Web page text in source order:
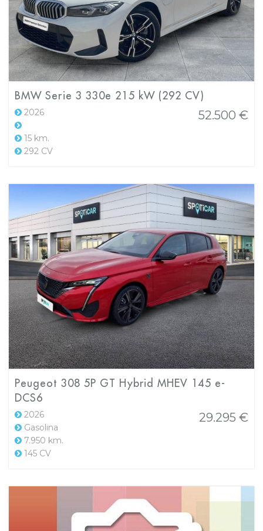
BMW Serie 3 330e 215 kW (292 CV)
2026
15 km.
292 CV
52.500 €
Peugeot 308 5P GT Hybrid MHEV 145 e-
DCS6
2026
Gasolina
7.950 km.
145 CV
29.295 €